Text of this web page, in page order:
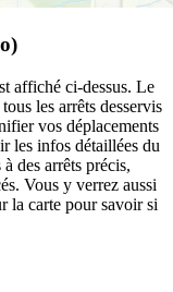
affiché ci-dessus. Le
les arrêts desservis
vos déplacements
les infos détaillées du
des arrêts précis,
Vous y verrez aussi
la carte pour savoir si